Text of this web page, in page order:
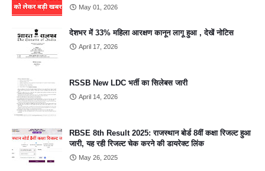
May 01, 2026
देशभर में 33% महिला आरक्षण कानून लागू हुआ , देखें नोटिस
April 17, 2026
RSSB New LDC भर्ती का सिलेबस जारी
April 14, 2026
RBSE 8th Result 2025: राजस्थान बोर्ड 8वीं कक्षा रिजल्ट हुआ
जारी, यह रही रिजल्ट चेक करने की डायरेक्ट लिंक
May 26, 2025